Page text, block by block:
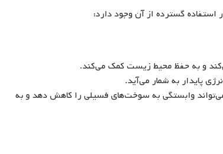
استفاده گسترده از آن وجود دارد:
و به حفظ محیط زیست کمک می‌کند.
پایدار به شمار می‌آید.
وابستگی به سوخت‌های فسیلی را کاهش دهد و به